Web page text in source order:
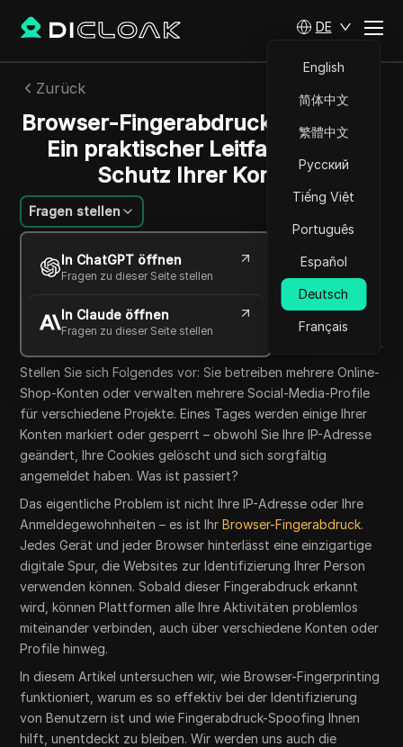
DE
English
简体中文
繁體中文
Русский
Tiếng Việt
Português
Español
Deutsch
Français
Zurück
Browser-Fingerabdruck-Spoofing:
Ein praktischer Leitfaden zum
Schutz Ihrer Konten
Fragen stellen
In ChatGPT öffnen
Fragen zu dieser Seite stellen
In Claude öffnen
Fragen zu dieser Seite stellen
Felipe Moreira
31 Okt. 2025 3 min lesen
Copy Link
Stellen Sie sich Folgendes vor: Sie betreiben mehrere Online-
Shop-Konten oder verwalten mehrere Social-Media-Profile
für verschiedene Projekte. Eines Tages werden einige Ihrer
Konten markiert oder gesperrt – obwohl Sie Ihre IP-Adresse
geändert, Ihre Cookies gelöscht und sich sorgfältig
angemeldet haben. Was ist passiert?
Das eigentliche Problem ist nicht Ihre IP-Adresse oder Ihre
Anmeldegewohnheiten – es ist IhrBrowser-Fingerabdruck.
Jedes Gerät und jeder Browser hinterlässt eine einzigartige
digitale Spur, die Websites zur Identifizierung Ihrer Person
verwenden können. Sobald dieser Fingerabdruck erkannt
wird, können Plattformen alle Ihre Aktivitäten problemlos
miteinander verbinden, auch über verschiedene Konten oder
Profile hinweg.
In diesem Artikel untersuchen wir, wie Browser-Fingerprinting
funktioniert, warum es so effektiv bei der Identifizierung
von Benutzern ist und wie Fingerabdruck-Spoofing Ihnen
hilft, unentdeckt zu bleiben. Wir werden uns auch die